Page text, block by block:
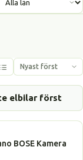
elbilar först
BOSE Kamera